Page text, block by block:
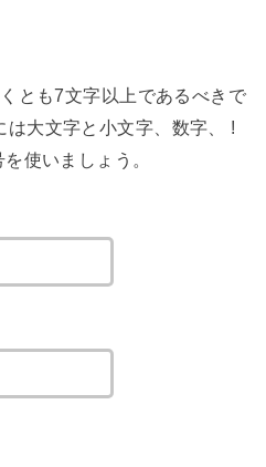
とも7文字以上であるべきで
大文字と小文字、数字、 !
使いましょう。